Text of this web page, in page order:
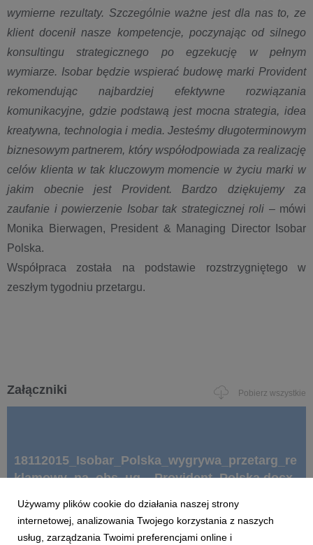
wymierne rezultaty. Szczególnie ważne jest dla nas to, ze
klient docenił nasze kompetencje, poczynając od silnego
konsultingu strategicznego po egzekucję w pełnym
wymiarze. Isobar będzie wspierać budowę marki Provident
rekomendując najbardziej efektywne rozwiązania
komunikacyjne, gdzie podstawą jest mocna strategia, idea
kreatywna, technologia i media. Jesteśmy długoterminowym
biznesowym partnerem, który współodpowiada za realizację
celów klienta w tak kluczowym momencie w życiu marki w
jakim obecnie jest Provident. Bardzo dziękujemy za
zaufanie i powierzenie Isobar tak strategicznej roli – mówi
Monika Bierwagen, President & Managing Director Isobar
Polska.
Współpraca została na podstawie rozstrzygniętego w
zeszłym tygodniu przetargu.
Załączniki Pobierz wszystkie
18112015_Isobar_Polska_wygrywa_przetarg_re
klamowy_na_obs_ug__Provident_Polska.docx
docx|46,8 KB
Używamy plików cookie do działania naszej strony
internetowej, analizowania Twojego korzystania z naszych
usług, zarządzania Twoimi preferencjami online i